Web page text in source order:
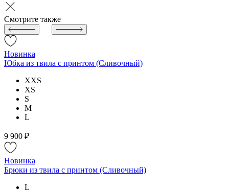
Смотрите также
Новинка
Юбка из твила с принтом (Сливочный)
XXS
XS
S
M
L
9 900 ₽
Новинка
Брюки из твила с принтом (Сливочный)
L